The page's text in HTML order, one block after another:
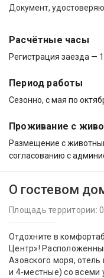
Документ,
Расчётные часы
Регистрация заезда —
Период работы
Сезонно, с мая по
Проживание с
Размещение с
согласованию с
О гостевом
Площадь территории:
Отдохните в
Центр»!
Азовского моря,
и 4-местные) со всеми